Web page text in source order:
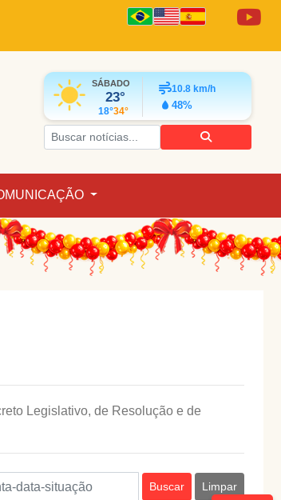
SÁBADO
23°
18°34°
10.8 km/h
48%
Legislativo, de Resolução e de
Buscar Limpar